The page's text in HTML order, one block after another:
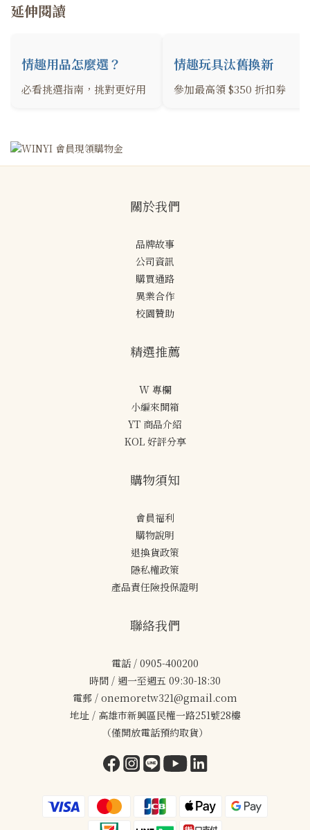
延伸閱讀
情趣用品怎麼選？
必看挑選指南，挑對更好用
情趣玩具汰舊換新
參加最高領 $350 折扣券
關於我們
品牌故事
公司資訊
購買通路
異業合作
校園贊助
精選推薦
W 專欄
小編來開箱
YT 商品介紹
KOL 好評分享
購物須知
會員福利
購物說明
退換貨政策
隱私權政策
產品責任險投保證明
聯絡我們
電話 / 0905-400200
時間 / 週一至週五 09:30-18:30
電郵 / onemoretw321@gmail.com
地址 / 高雄市新興區民權一路251號28樓
（僅開放電話預約取貨）